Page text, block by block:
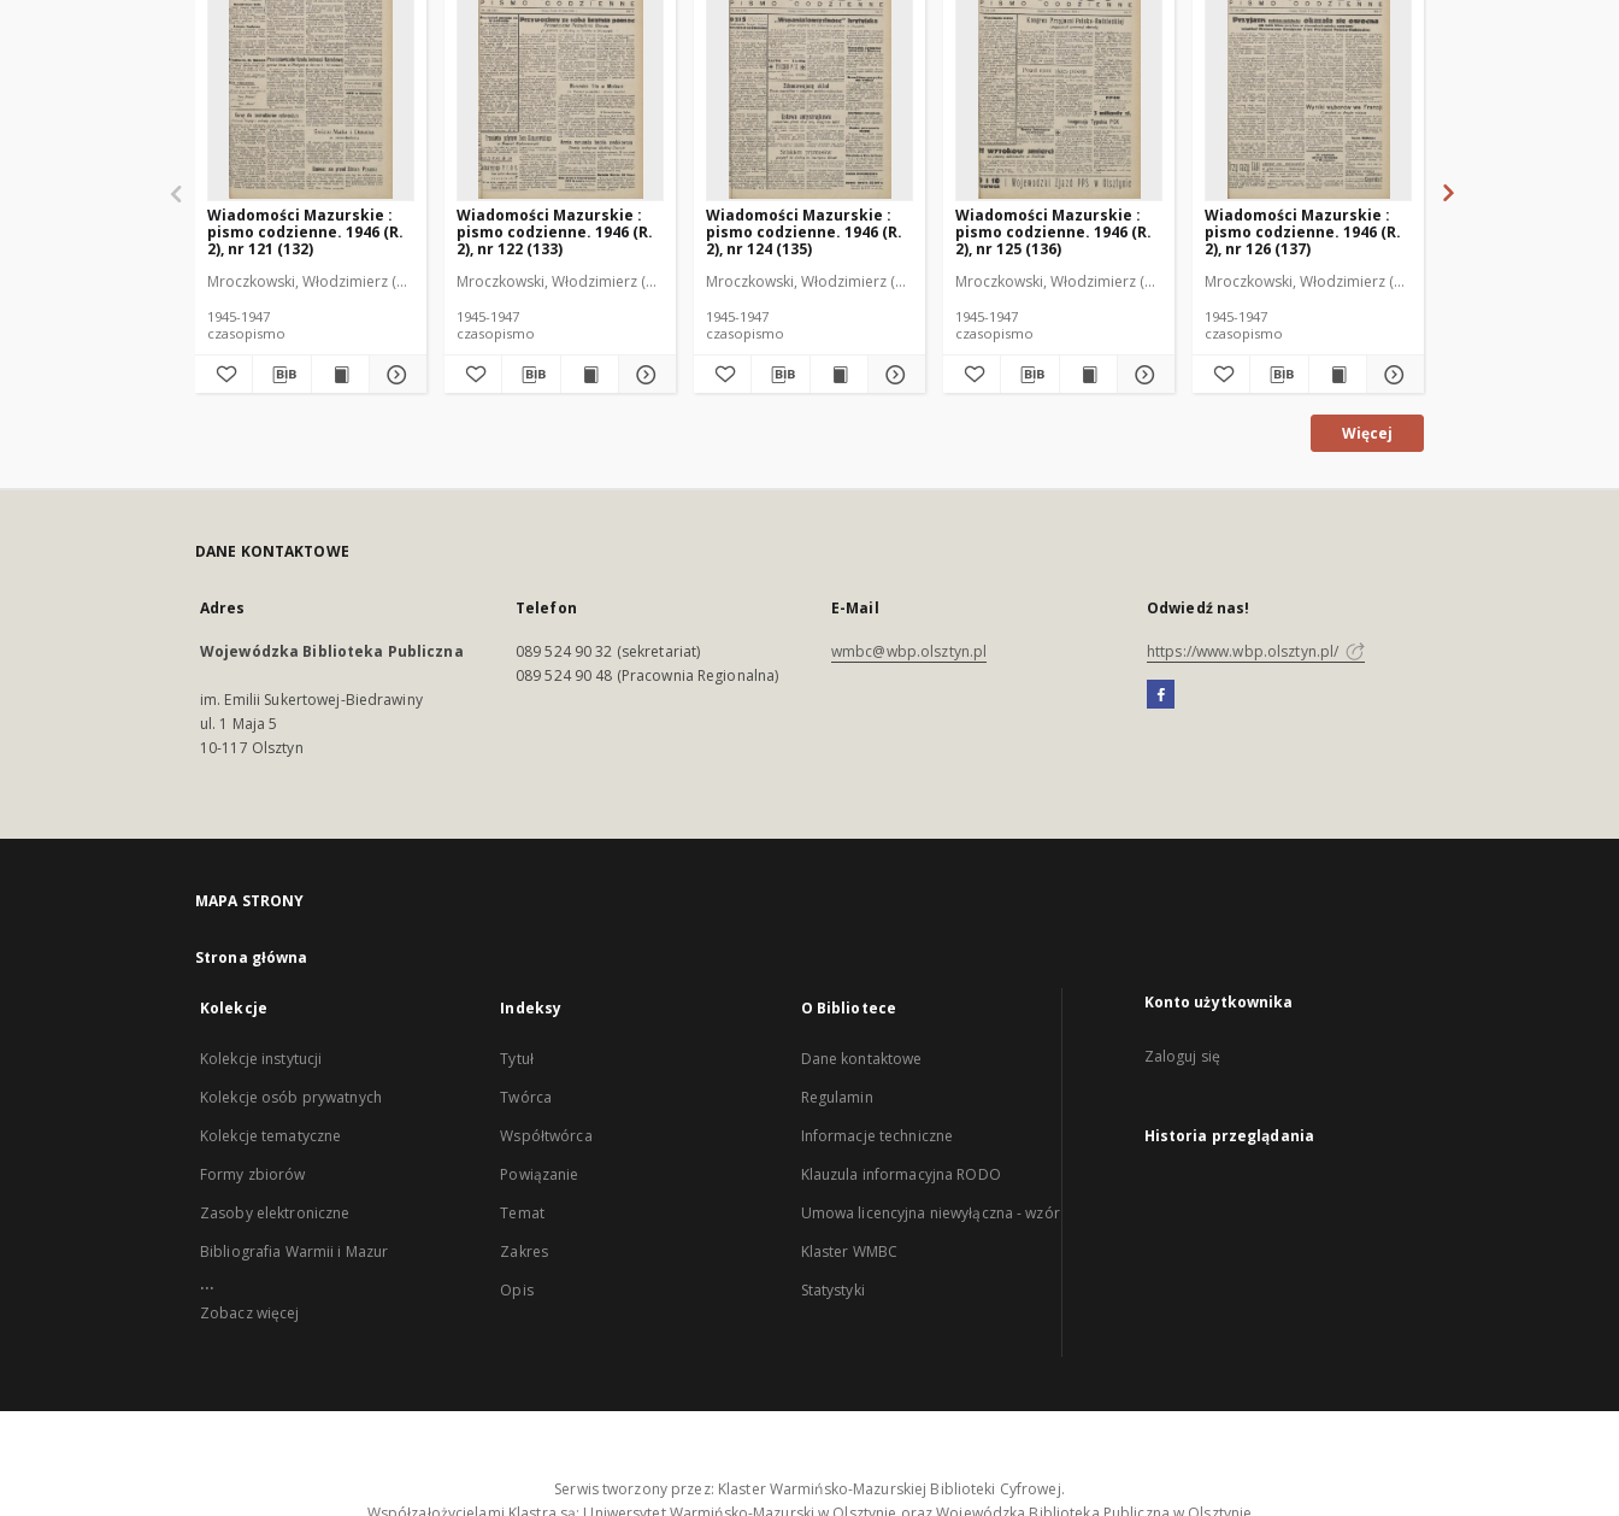
Wiadomości Mazurskie :
pismo codzienne. 1946 (R.
2), nr 121 (132)
Mroczkowski, Włodzimierz (1902-1971). Redaktor
1945-1947
czasopismo
Wiadomości Mazurskie :
pismo codzienne. 1946 (R.
2), nr 122 (133)
Mroczkowski, Włodzimierz (1902-1971). Redaktor
1945-1947
czasopismo
Wiadomości Mazurskie :
pismo codzienne. 1946 (R.
2), nr 124 (135)
Mroczkowski, Włodzimierz (1902-1971). Redaktor
1945-1947
czasopismo
Wiadomości Mazurskie :
pismo codzienne. 1946 (R.
2), nr 125 (136)
Mroczkowski, Włodzimierz (1902-1971). Redaktor
1945-1947
czasopismo
Wiadomości Mazurskie :
pismo codzienne. 1946 (R.
2), nr 126 (137)
Mroczkowski, Włodzimierz (1902-1971). Redaktor
1945-1947
czasopismo
Więcej
DANE KONTAKTOWE
Adres
Wojewódzka Biblioteka Publiczna
im. Emilii Sukertowej-Biedrawiny
ul. 1 Maja 5
10-117 Olsztyn
Telefon
089 524 90 32 (sekretariat)
089 524 90 48 (Pracownia Regionalna)
E-Mail
wmbc@wbp.olsztyn.pl
Odwiedź nas!
https://www.wbp.olsztyn.pl/
MAPA STRONY
Strona główna
Kolekcje
Kolekcje instytucji
Kolekcje osób prywatnych
Kolekcje tematyczne
Formy zbiorów
Zasoby elektroniczne
Bibliografia Warmii i Mazur
...
Zobacz więcej
Indeksy
Tytuł
Twórca
Współtwórca
Powiązanie
Temat
Zakres
Opis
O Bibliotece
Dane kontaktowe
Regulamin
Informacje techniczne
Klauzula informacyjna RODO
Umowa licencyjna niewyłączna - wzór
Klaster WMBC
Statystyki
Konto użytkownika
Zaloguj się
Historia przeglądania
Serwis tworzony przez: Klaster Warmińsko-Mazurskiej Biblioteki Cyfrowej.